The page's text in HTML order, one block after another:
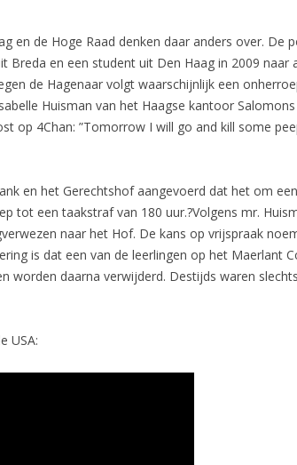
en de Hoge Raad denken daar anders over. De
en een student uit Den Haag in 2009 naar
de Hagenaar volgt waarschijnlijk een
Huisman van het Haagse kantoor
op 4Chan: ”Tomorrow I will go and kill some
en het Gerechtshof aangevoerd dat het om
tot een taakstraf van 180 uur.?Volgens mr.
naar het Hof. De kans op vrijspraak
is dat een van de leerlingen op het Maerlant
worden daarna verwijderd. Destijds waren
USA: